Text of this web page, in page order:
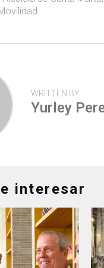
WRITTEN BY
Yurley
interesar